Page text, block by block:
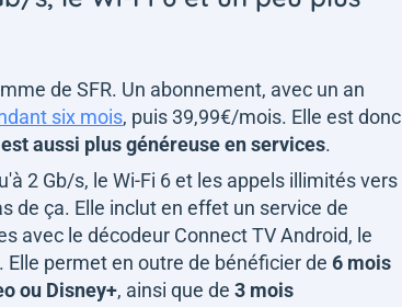
de SFR. Un abonnement, avec un an
six mois, puis 39,99€/mois. Elle est donc
aussi plus généreuse en services.
2 Gb/s, le Wi-Fi 6 et les appels illimités vers
de ça. Elle inclut en effet un service de
avec le décodeur Connect TV Android, le
permet en outre de bénéficier de 6 mois
ou Disney+, ainsi que de 3 mois